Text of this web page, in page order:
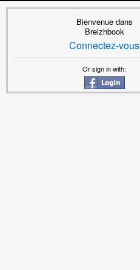
Bienvenue dans
Breizhbook
Connectez-vous
Or sign in with: